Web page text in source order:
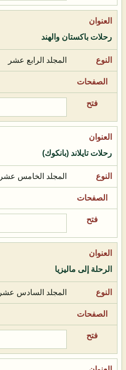
رحلات باكستان والهند
المجلد الرابع عشر
رحلات تايلاند (بانكوك)
المجلد الخامس عشر
الرحلة إلى ماليزيا
المجلد السادس عشر